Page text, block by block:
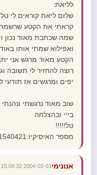
לליאת:
שלום ליאת קוראים לי טל ואני
קראתי את הקטע שרשמת
שמה שכתבת מאוד נכון
ואפילוא שמתי אותו
הקטע מאוד מרגש אני
רוצה להחזיר לי תשובה
יפים ומרגשים אז תודעי
שוב מאוד נרגשתי
בייי ובהצלחה
טל!!!!!
מספר האיסיקיו:221540421 ובקשה תיצרי איתי קשר!
אנונימי 2004-02-01 15:08:32